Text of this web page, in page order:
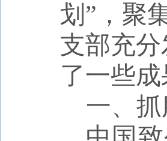
划”，聚
支部充
了一些
一、